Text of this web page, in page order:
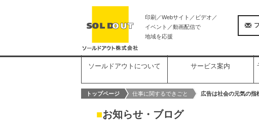
印刷／Webサイト／ビデオ／
イベント／動画配信で
地域を応援
ソールドアウトについて サービス案内
トップページ 仕事に関するできごと 広告は社会の元気の指
■お知らせ・ブログ